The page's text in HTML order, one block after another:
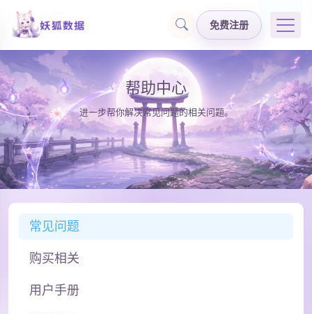
免费注册
帮助中心
进一步帮你解决常见问题的相关问题。
常见问题
购买相关
用户手册